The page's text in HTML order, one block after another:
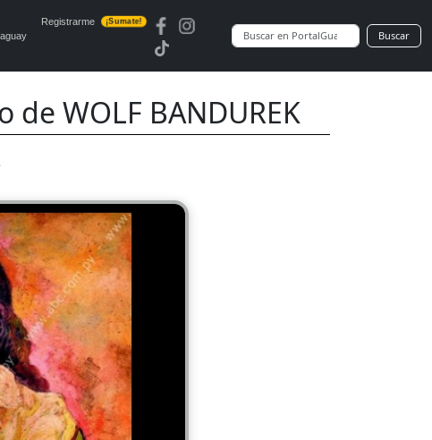
Registrarme ¡Sumate!
Buscar
de WOLF BANDUREK